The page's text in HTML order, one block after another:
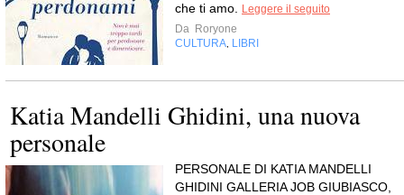
che ti amo.
Leggere il seguito
Da Roryone
CULTURA LIBRI
Katia Mandelli Ghidini, una nuova
personale
PERSONALE DI KATIA MANDELLI
GHIDINI GALLERIA JOB GIUBIASCO,